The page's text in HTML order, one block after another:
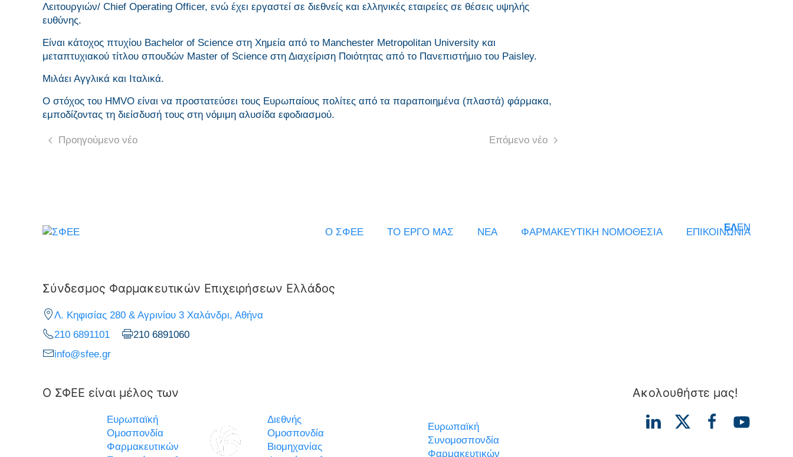
Λειτουργιών/ Chief Operating Officer, ενώ έχει εργαστεί σε διεθνείς και ελληνικές εταιρείες σε θέσεις υψηλής
ευθύνης.
Είναι κάτοχος πτυχίου Bachelor of Science στη Χημεία από το Manchester Metropolitan University και
μεταπτυχιακού τίτλου σπουδών Master of Science στη Διαχείριση Ποιότητας από το Πανεπιστήμιο του Paisley.
Μιλάει Αγγλικά και Ιταλικά.
Ο στόχος του ΗΜVO είναι να προστατεύσει τους Ευρωπαίους πολίτες από τα παραποιημένα (πλαστά) φάρμακα,
εμποδίζοντας τη διείσδυσή τους στη νόμιμη αλυσίδα εφοδιασμού.
Προηγούμενο νέο Επόμενο νέο
ΕΛEN
Ο ΣΦΕΕ ΤΟ ΕΡΓΟ ΜΑΣ ΝΕΑ ΦΑΡΜΑΚΕΥΤΙΚΗ ΝΟΜΟΘΕΣΙΑ ΕΠΙΚΟΙΝΩΝΙΑ
Σύνδεσμος Φαρμακευτικών Επιχειρήσεων Ελλάδος
Λ. Κηφισίας 280 & Αγρινίου 3 Χαλάνδρι, Αθήνα
210 6891101
210 6891060
info@sfee.gr
Ο ΣΦΕΕ είναι μέλος των
Ευρωπαϊκή
Ομοσπονδία
Φαρμακευτικών
Διεθνής
Ομοσπονδία
Βιομηχανίας
Ευρωπαϊκή
Συνομοσπονδία
Φαρμακευτικών
Ακολουθήστε μας!